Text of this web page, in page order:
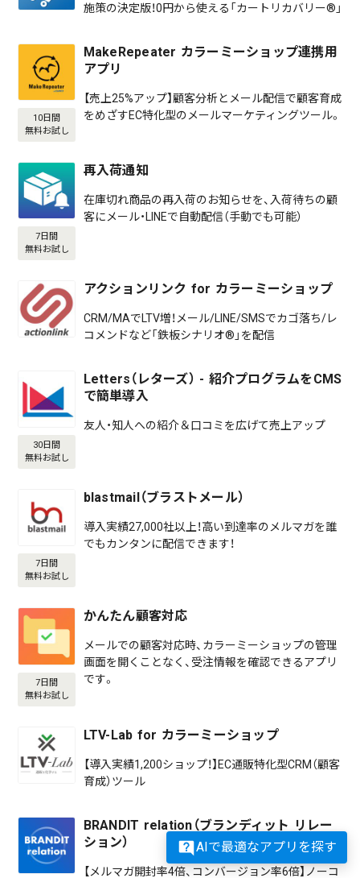
施策の決定版！0円から使える「カートリカバリー®」
10日間
無料お試し
MakeRepeater カラーミーショップ連携用
アプリ
【売上25%アップ】顧客分析とメール配信で顧客育成
をめざすEC特化型のメールマーケティングツール。
7日間
無料お試し
再入荷通知
在庫切れ商品の再入荷のお知らせを、入荷待ちの顧
客にメール・LINEで自動配信（手動でも可能）
アクションリンク for カラーミーショップ
CRM/MAでLTV増！メール/LINE/SMSでカゴ落ち/レ
コメンドなど「鉄板シナリオ®」を配信
30日間
無料お試し
Letters（レターズ） - 紹介プログラムをCMS
で簡単導入
友人・知人への紹介＆口コミを広げて売上アップ
7日間
無料お試し
blastmail（ブラストメール）
導入実績27,000社以上！高い到達率のメルマガを誰
でもカンタンに配信できます！
7日間
無料お試し
かんたん顧客対応
メールでの顧客対応時、カラーミーショップの管理
画面を開くことなく、受注情報を確認できるアプリ
です。
LTV-Lab for カラーミーショップ
【導入実績1,200ショップ！】EC通販特化型CRM（顧客
育成）ツール
BRANDIT relation（ブランディット リレー
ション）
【メルマガ開封率4倍、コンバージョン率6倍】ノーコ
AIで最適なアプリを探す